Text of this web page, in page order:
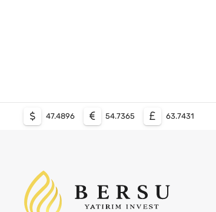
47.4896 54.7365 63.7431